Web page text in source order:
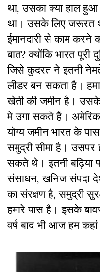
था, उसका क्या हाल
था। उसके लिए जरूरत
ईमानदारी से काम करने
बात? क्योंकि भारत पूरी
जिसे कुदरत ने इतनी
लीडर बन सकता है।
खेती की जमीन है।
में उगा सकते हैं।
योग्य जमीन भारत के
समुद्री सीमा है। उसपर
सकते थे। इतनी बढ़िया
संसाधन, खनिज संपदा
का संरक्षण है, समुद्री
हमारे पास है। इसके
वर्ष बाद भी आज हम